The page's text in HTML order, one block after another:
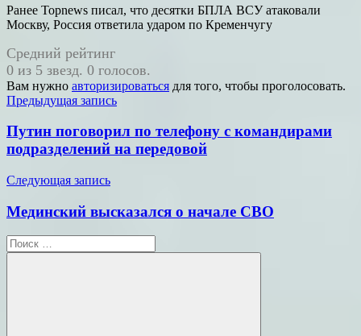
Ранее Topnews писал, что десятки БПЛА ВСУ атаковали
Москву, Россия ответила ударом по Кременчугу
Средний рейтинг
0 из 5 звезд. 0 голосов.
Вам нужно авторизироваться для того, чтобы проголосовать.
Навигация
по
записям
Предыдущая запись
Путин поговорил по телефону с командирами
подразделений на передовой
Следующая запись
Мединский высказался о начале СВО
Поиск
для: